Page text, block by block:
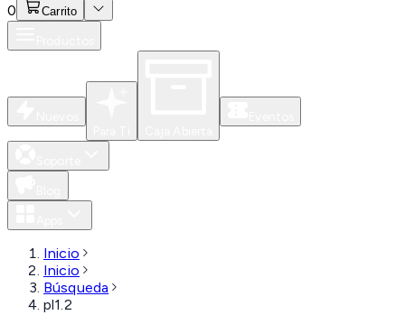
0 Carrito
Inicio
Inicio
Búsqueda
pl1.2